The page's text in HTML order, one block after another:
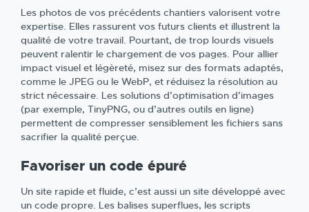
Les photos de vos précédents chantiers valorisent votre
expertise. Elles rassurent vos futurs clients et illustrent la
qualité de votre travail. Pourtant, de trop lourds visuels
peuvent ralentir le chargement de vos pages. Pour allier
impact visuel et légèreté, misez sur des formats adaptés,
comme le JPEG ou le WebP, et réduisez la résolution au
strict nécessaire. Les solutions d’optimisation d’images
(par exemple, TinyPNG, ou d’autres outils en ligne)
permettent de compresser sensiblement les fichiers sans
sacrifier la qualité perçue.
Favoriser un code épuré
Un site rapide et fluide, c’est aussi un site développé avec
un code propre. Les balises superflues, les scripts